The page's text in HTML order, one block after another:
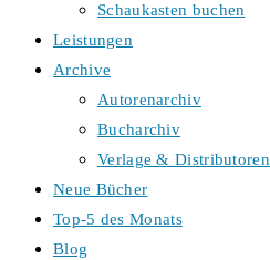
Schaukasten buchen
Leistungen
Archive
Autorenarchiv
Bucharchiv
Verlage & Distributoren
Neue Bücher
Top-5 des Monats
Blog